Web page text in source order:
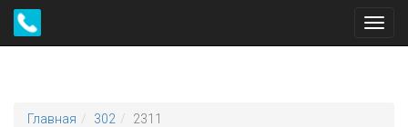
Главная 302 2311